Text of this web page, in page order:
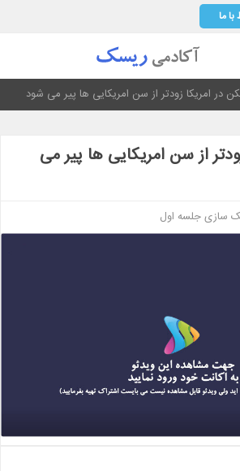
با ما
در امریکا زودتر از سن امریکایی ها پیر می شود
از سن امریکایی ها پیر می
سازی جلسه اول